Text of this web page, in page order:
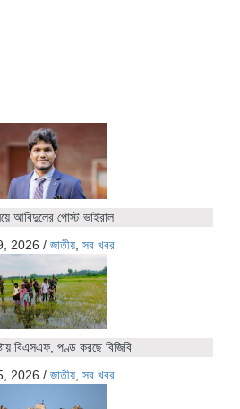
আবিদুলের পোস্ট ভাইরাল
2026 / জাতীয়, সব খবর
বিএসএফ, পণ্ড করছে বিজিবি
2026 / জাতীয়, সব খবর